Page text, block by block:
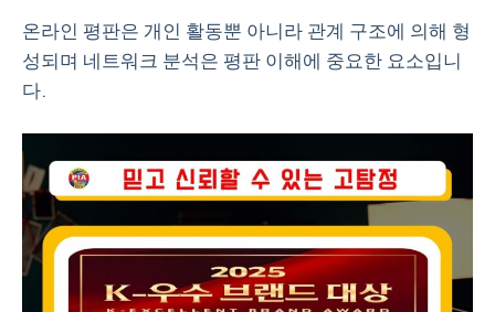
온라인 평판은 개인 활동뿐 아니라 관계 구조에 의해 형
성되며 네트워크 분석은 평판 이해에 중요한 요소입니
다.